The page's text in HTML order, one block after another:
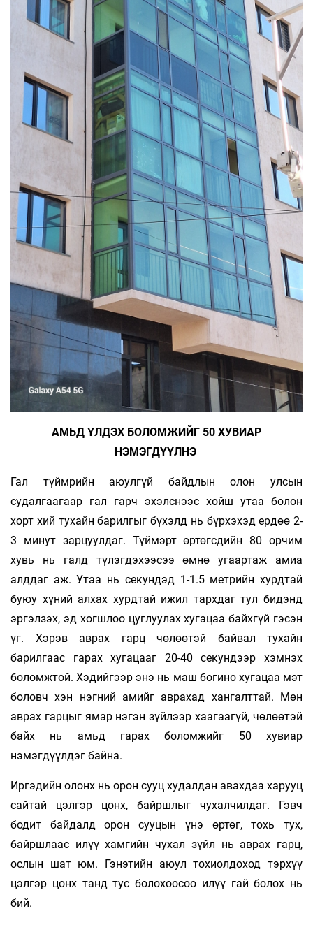
АМЬД ҮЛДЭХ БОЛОМЖИЙГ 50 ХУВИАР
НЭМЭГДҮҮЛНЭ
Гал түймрийн аюулгүй байдлын олон улсын
судалгаагаар гал гарч эхэлснээс хойш утаа болон
хорт хий тухайн барилгыг бүхэлд нь бүрхэхэд ердөө 2-
3 минут зарцуулдаг. Түймэрт өртөгсдийн 80 орчим
хувь нь галд түлэгдэхээсээ өмнө угаартаж амиа
алддаг аж. Утаа нь секундэд 1-1.5 метрийн хурдтай
буюу хүний алхах хурдтай ижил тархдаг тул бидэнд
эргэлзэх, эд хогшлоо цуглуулах хугацаа байхгүй гэсэн
үг. Хэрэв аврах гарц чөлөөтэй байвал тухайн
барилгаас гарах хугацааг 20-40 секундээр хэмнэх
боломжтой. Хэдийгээр энэ нь маш богино хугацаа мэт
боловч хэн нэгний амийг аврахад хангалттай. Мөн
аврах гарцыг ямар нэгэн зүйлээр хаагаагүй, чөлөөтэй
байх нь амьд гарах боломжийг 50 хувиар
нэмэгдүүлдэг байна.
Иргэдийн олонх нь орон сууц худалдан авахдаа харууц
сайтай цэлгэр цонх, байршлыг чу­халчилдаг. Гэвч
бодит байдалд орон сууцын үнэ өртөг, тохь тух,
байршлаас илүү хамгийн чухал зүйл нь аврах гарц,
ослын шат юм. Гэнэтийн аюул тохиолдоход тэрхүү
цэлгэр цонх танд тус болохоосоо илүү гай болох нь
бий.